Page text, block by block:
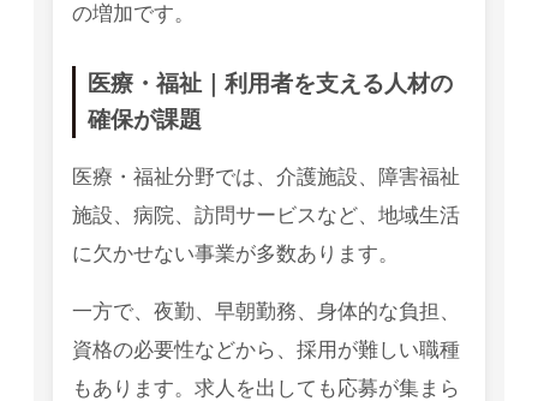
の増加です。
医療・福祉｜利用者を支える人材の
確保が課題
医療・福祉分野では、介護施設、障害福祉
施設、病院、訪問サービスなど、地域生活
に欠かせない事業が多数あります。
一方で、夜勤、早朝勤務、身体的な負担、
資格の必要性などから、採用が難しい職種
もあります。求人を出しても応募が集まら